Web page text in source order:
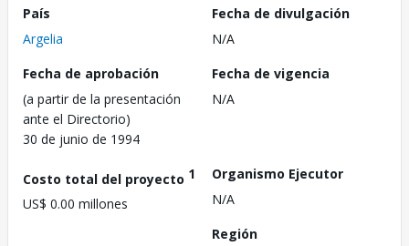
País
Argelia
Fecha de divulgación
N/A
Fecha de aprobación
(a partir de la presentación
ante el Directorio)
30 de junio de 1994
Fecha de vigencia
N/A
Costo total del proyecto 1
US$ 0.00 millones
Organismo Ejecutor
N/A
Región